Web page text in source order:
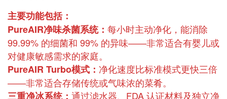
主要功能包括：
PureAIR净味杀菌系统： 每小时主动净化，能消除
99.99% 的细菌和 99% 的异味——非常适合有婴儿或
对健康敏感需求的家庭。
PureAIR Turbo模式： 净化速度比标准模式更快三倍
——非常适合存储传统或气味浓的菜肴。
三重净冰系统： 通过滤水器、FDA 认证材料及独立净